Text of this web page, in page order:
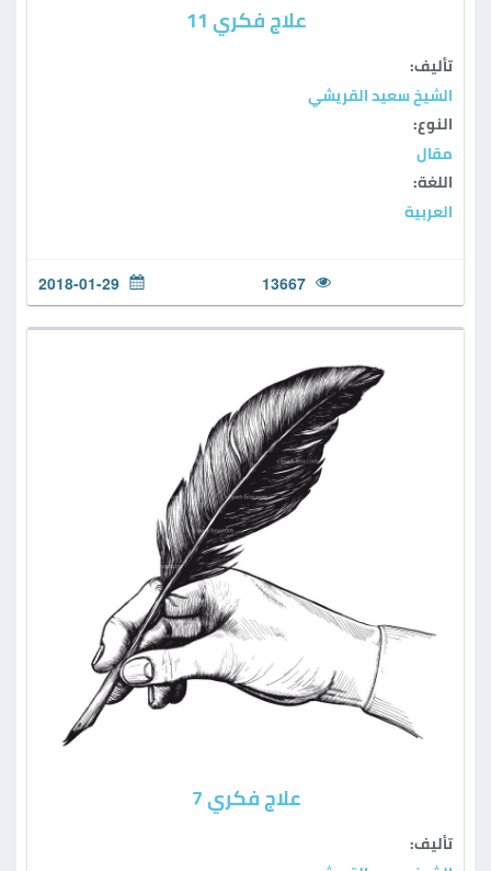
علاج فكري 11
تأليف:
الشيخ سعيد القريشي
النوع:
مقال
اللغة:
العربية
13667
2018-01-29
علاج فكري 7
تأليف: